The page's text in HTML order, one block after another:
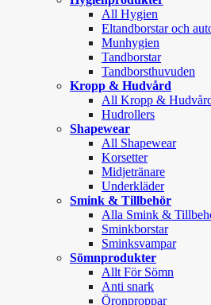
All Hygien
Eltandborstar och
Munhygien
Tandborstar
Tandborsthuvuden
Kropp & Hudvård
All Kropp &
Hudrollers
Shapewear
All Shapewear
Korsetter
Midjetränare
Underkläder
Smink & Tillbehör
Alla Smink &
Sminkborstar
Sminksvampar
Sömnprodukter
Allt För Sömn
Anti snark
Öronproppar